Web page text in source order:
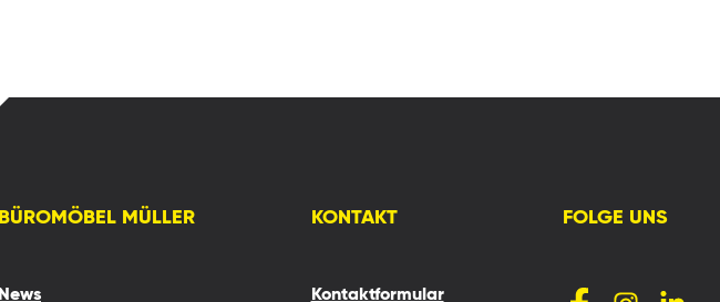
BÜROMÖBEL MÜLLER
News
KONTAKT
Kontaktformular
FOLGE UNS